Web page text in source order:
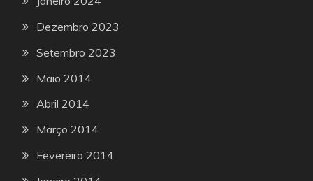
Dezembro 2023
Setembro 2023
Maio 2014
Abril 2014
Março 2014
Fevereiro 2014